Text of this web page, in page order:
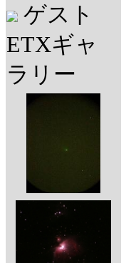
ゲスト
ETXギャ
ラリー